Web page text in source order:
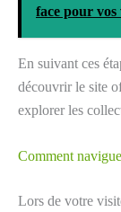
face pour vos
En suivant ces
découvrir le site
explorer les
Comment
Lors de votre